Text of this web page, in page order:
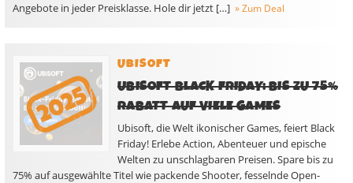
Angebote in jeder Preisklasse. Hole dir jetzt […] » Zum Deal
UBISOFT
UBISOFT BLACK FRIDAY: BIS ZU 75%
RABATT AUF VIELE GAMES
Ubisoft, die Welt ikonischer Games, feiert Black
Friday! Erlebe Action, Abenteuer und epische
Welten zu unschlagbaren Preisen. Spare bis zu
75% auf ausgewählte Titel wie packende Shooter, fesselnde Open-